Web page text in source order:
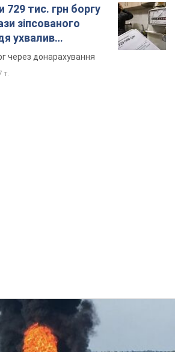
729 тис. грн боргу
зіпсованого
ухвалив
через донарахування
т.